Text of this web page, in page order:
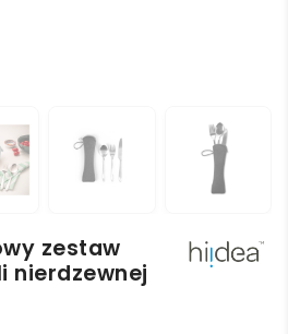
zestaw
nierdzewnej